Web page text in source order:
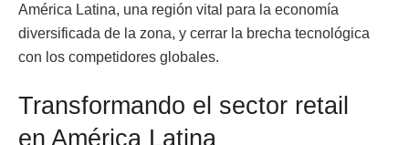
América Latina, una región vital para la economía
diversificada de la zona, y cerrar la brecha tecnológica
con los competidores globales.
Transformando el sector retail
en América Latina